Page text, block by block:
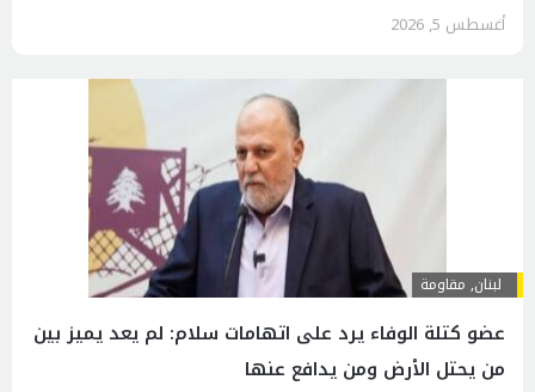
أغسطس 5, 2026
لبنان, مقاومة
عضو كتلة الوفاء يرد على اتهامات سلام: لم يعد يميز بين
من يحتل الأرض ومن يدافع عنها